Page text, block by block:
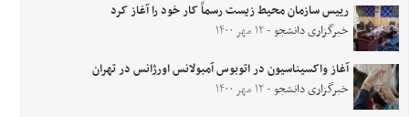
رییس سازمان محیط زیست رسماً کار خود را آغاز کرد
خبرگزاری دانشجو- ۱۲ مهر ۱۴۰۰
آغاز واکسیناسیون در اتوبوس آمبولانس اورژانس در تهران
خبرگزاری دانشجو- ۱۲ مهر ۱۴۰۰